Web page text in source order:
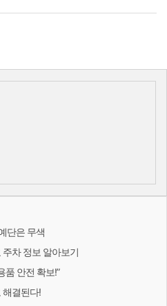
단은 무색
차 정보 알아보기
품 안전 확보!”
해결된다!